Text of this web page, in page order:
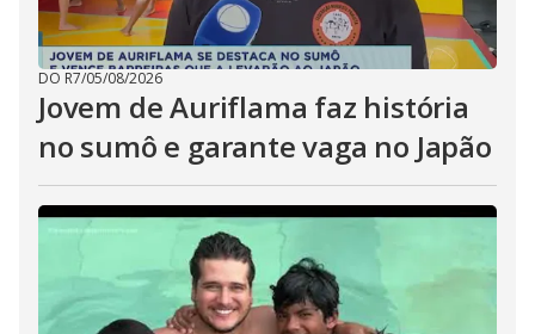
DO R7/05/08/2026
Jovem de Auriflama faz história
no sumô e garante vaga no Japão